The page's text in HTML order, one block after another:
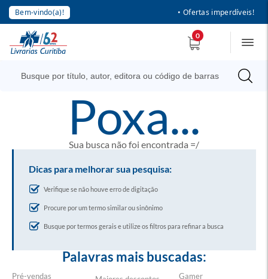
Bem-vindo(a)! • Ofertas imperdíveis!
0
poxa...
Sua busca não foi encontrada =/
Dicas para melhorar sua pesquisa:
Verifique se não houve erro de digitação
Procure por um termo similar ou sinônimo
Busque por termos gerais e utilize os filtros para refinar a busca
Palavras mais buscadas:
Pré-vendas
Gamer